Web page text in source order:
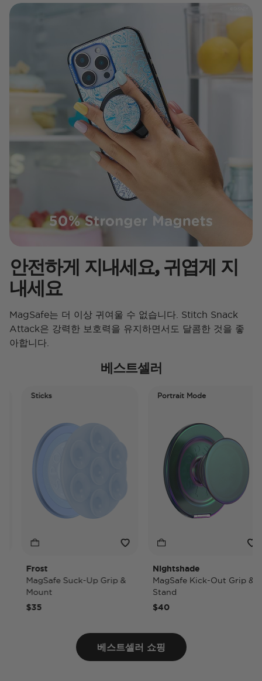
안전하게 지내세요, 귀엽게 지
내세요
MagSafe는 더 이상 귀여울 수 없습니다. Stitch Snack
Attack은 강력한 보호력을 유지하면서도 달콤한 것을 좋
아합니다.
베스트셀러
Sticks
Frost
MagSafe Suck-Up Grip &
Mount
$35
Portrait Mode
Nightshade
MagSafe Kick-Out Grip &
Stand
$40
베스트셀러 쇼핑